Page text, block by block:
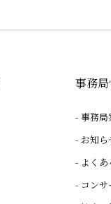
事務
事務局
お知ら
よく
コン